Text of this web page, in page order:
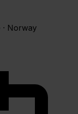
· Norway